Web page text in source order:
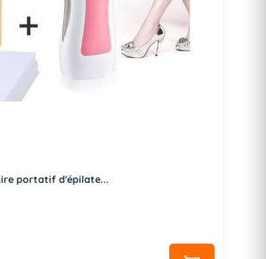
portatif d'épilate...